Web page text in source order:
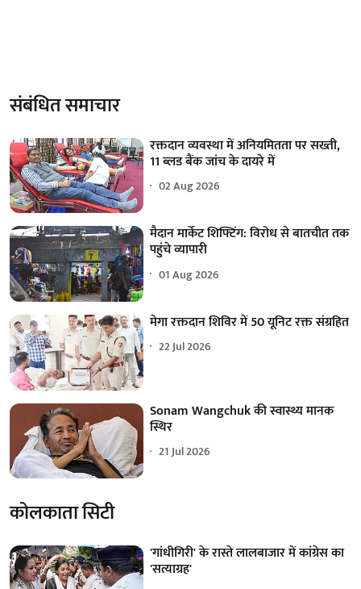
संबंधित समाचार
रक्तदान व्यवस्था में अनियमितता पर सख्ती,
11 ब्लड बैंक जांच के दायरे में
02 Aug 2026
मैदान मार्केट शिफ्टिंग: विरोध से बातचीत तक
पहुंचे व्यापारी
01 Aug 2026
मेगा रक्तदान शिविर में 50 यूनिट रक्त संग्रहित
22 Jul 2026
Sonam Wangchuk की स्वास्थ्य मानक
स्थिर
21 Jul 2026
कोलकाता सिटी
'गांधीगिरी' के रास्ते लालबाजार में कांग्रेस का
'सत्याग्रह'